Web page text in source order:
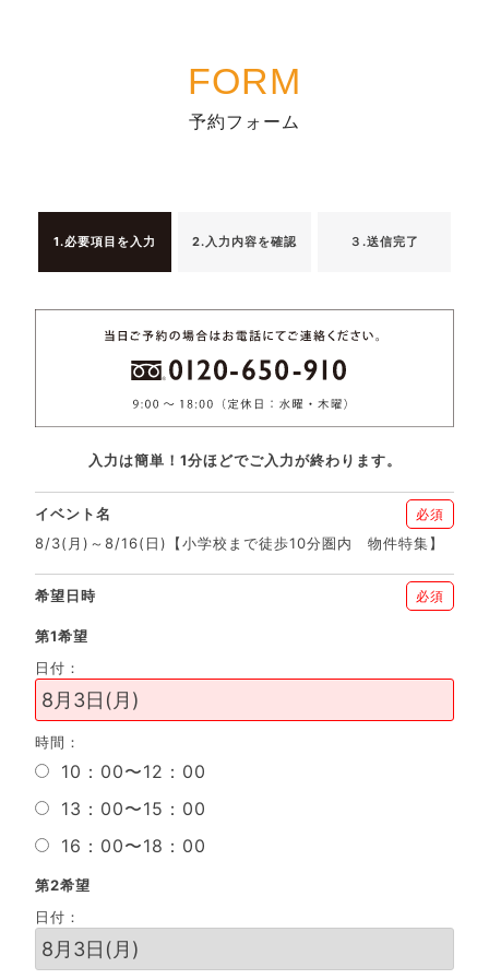
FORM
予約フォーム
1.必要項目を入力 2.入力内容を確認 ３.送信完了
入力は簡単！1分ほどでご入力が終わります。
イベント名 必須
8/3(月)～8/16(日)【小学校まで徒歩10分圏内 物件特集】
希望日時 必須
第1希望
日付：
時間：
10：00〜12：00
13：00〜15：00
16：00〜18：00
第2希望
日付：